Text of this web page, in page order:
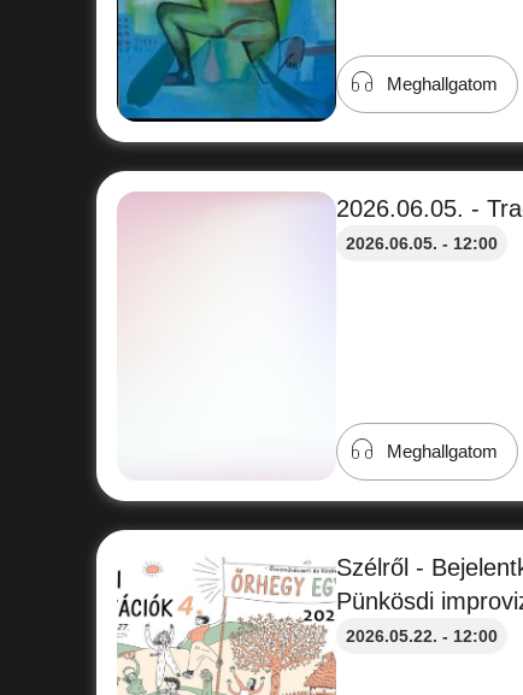
Meghallgatom
2026.06.05. -
2026.06.05. - 12:00
Meghallgatom
Szélről -
Pünkösdi
2026.05.22. - 12:00